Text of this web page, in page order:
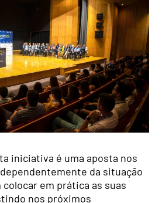
iniciativa é uma aposta nos
da situação
em prática as suas
nos próximos